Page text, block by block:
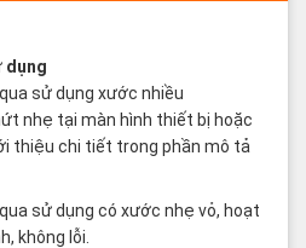
dụng
sử dụng xước nhiều
nhẹ tại màn hình thiết bị hoặc
thiệu chi tiết trong phần mô tả
sử dụng có xước nhẹ vỏ, hoạt
không lỗi.